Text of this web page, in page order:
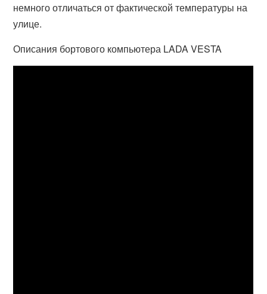
немного отличаться от фактической температуры на
улице.
Описания бортового компьютера LADA VESTA